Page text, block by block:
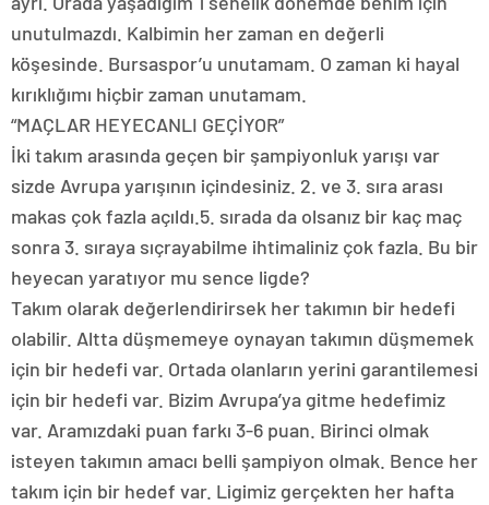
unutulmazdı. Kalbimin her zaman en değerli
köşesinde. Bursaspor’u unutamam. O zaman ki hayal
kırıklığımı hiçbir zaman unutamam.
“MAÇLAR HEYECANLI GEÇİYOR”
İki takım arasında geçen bir şampiyonluk yarışı var
sizde Avrupa yarışının içindesiniz. 2. ve 3. sıra arası
makas çok fazla açıldı.5. sırada da olsanız bir kaç maç
sonra 3. sıraya sıçrayabilme ihtimaliniz çok fazla. Bu bir
heyecan yaratıyor mu sence ligde?
Takım olarak değerlendirirsek her takımın bir hedefi
olabilir. Altta düşmemeye oynayan takımın düşmemek
için bir hedefi var. Ortada olanların yerini garantilemesi
için bir hedefi var. Bizim Avrupa’ya gitme hedefimiz
var. Aramızdaki puan farkı 3-6 puan. Birinci olmak
isteyen takımın amacı belli şampiyon olmak. Bence her
takım için bir hedef var. Ligimiz gerçekten her hafta